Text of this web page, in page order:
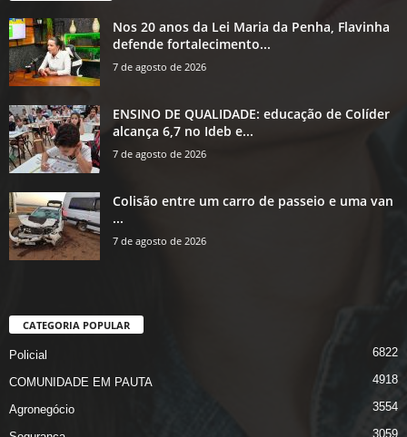
Nos 20 anos da Lei Maria da Penha, Flavinha
defende fortalecimento...
7 de agosto de 2026
ENSINO DE QUALIDADE: educação de Colíder
alcança 6,7 no Ideb e...
7 de agosto de 2026
Colisão entre um carro de passeio e uma van
...
7 de agosto de 2026
CATEGORIA POPULAR
Policial 6822
COMUNIDADE EM PAUTA 4918
Agronegócio 3554
3059